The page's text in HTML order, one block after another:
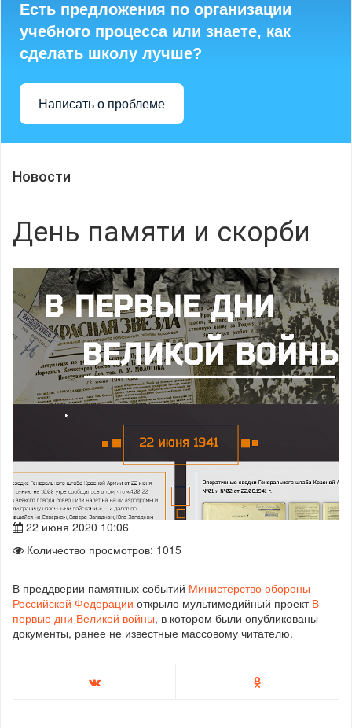
Есть предложения по организации
учебного процесса или знаете, как
сделать школу лучше?
Написать о проблеме
Новости
День памяти и скорби
22 июня 2020 10:06
Количество просмотров: 1015
В преддверии памятных событий Министерство обороны
Российской Федерации открыло мультимедийный проект В
первые дни Великой войны, в котором были опубликованы
документы, ранее не известные массовому читателю.